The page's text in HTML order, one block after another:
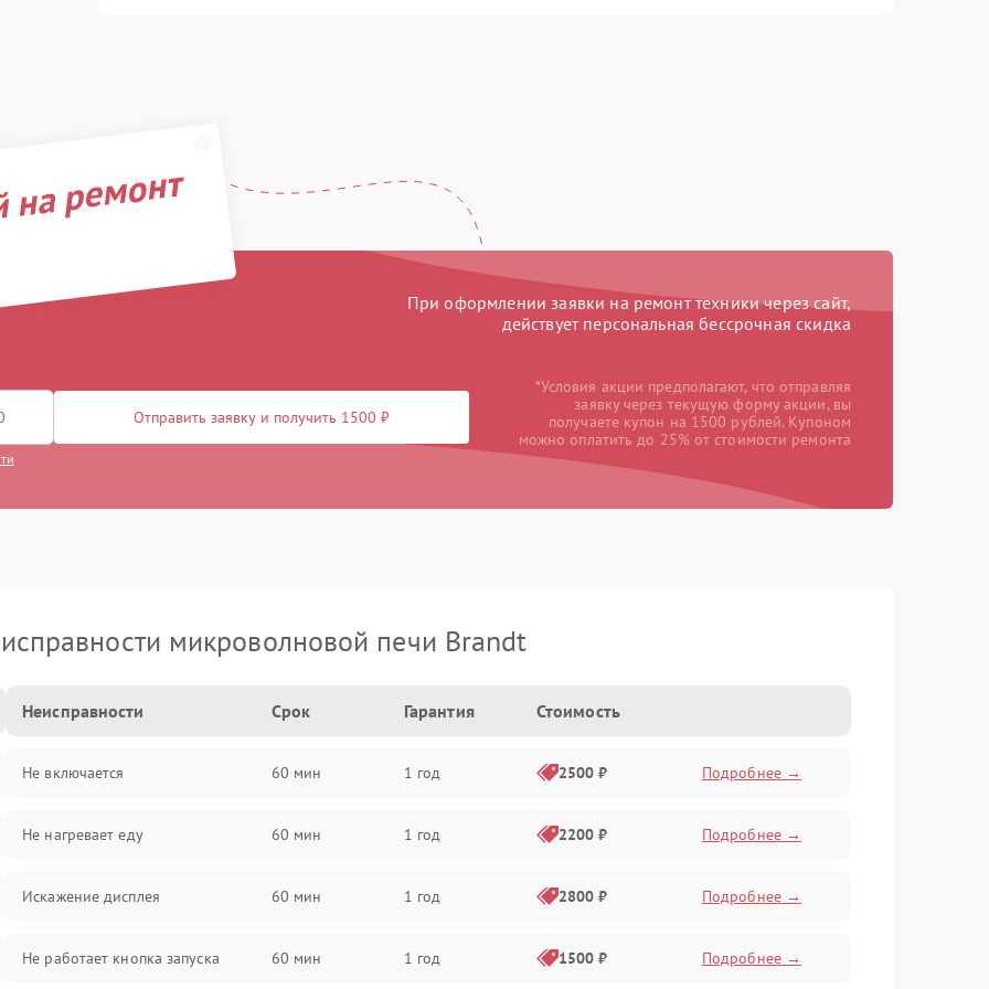
ремонт
При оформлении заявки на ремонт техники через сайт,
действует персональная бессрочная скидка
Отправить заявку и получить 1500 ₽
*Условия акции предполагают, что отправляя
заявку через текущую форму акции, вы
получаете купон на 1500 рублей. Купоном
можно оплатить до 25% от стоимости ремонта
микроволновой печи Brandt
Неисправности Срок Гарантия Стоимость
Не включается 60 мин 1 год 2500 ₽ Подробнее →
Не нагревает еду 60 мин 1 год 2200 ₽ Подробнее →
Искажение дисплея 60 мин 1 год 2800 ₽ Подробнее →
Не работает кнопка запуска 60 мин 1 год 1500 ₽ Подробнее →